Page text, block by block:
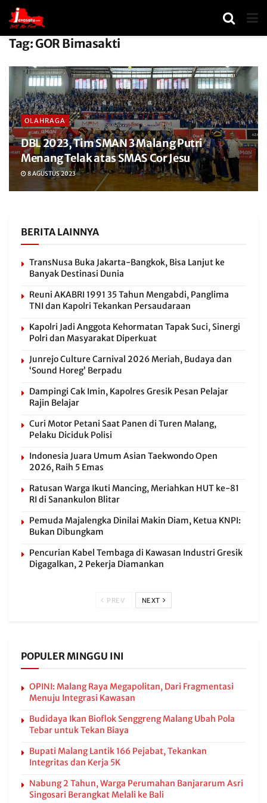
Tag: GOR Bimasakti
OLAHRAGA
DBL 2023, Tim SMAN 3 Malang Putri
Menang Telak atas SMAS Cor Jesu
8 AGUSTUS 2023
BERITA LAINNYA
TransNusa Buka Jakarta-Bangkok, Bisa Lanjut ke
Banyak Destinasi Dunia
Reuni AKABRI 1991 35 Tahun Mengabdi, Panglima
TNI dan Kapolri Tekankan Persaudaraan
Kapolri Jadi Anggota Kehormatan Tapak Suci, Sinergi
Polri dan Masyarakat Diperkuat
Junrejo Culture Carnival 2026 Meriah, Budaya dan
‘Sound Horeg’ Berpadu
Dampingi Cak Imin, Kapolres Gresik Pesan Pelajar
Rajin Belajar
Curi Motor Petani Saat Panen di Turen Malang,
Pelaku Diciduk Polisi
Indonesia Juara Umum Asian Taekwondo Open
2026, Raih 5 Emas
Ratusan Warga Ikuti Mancing, Meriahkan HUT ke-81
RI di Sanankulon Blitar
Pemuda Majalengka Dinilai Makin Diam, Ketua KNPI:
Bukan Dibungkam
Pencurian Kabel Tembaga di Kawasan Industri Gresik
Digagalkan, 2 Pekerja Diamankan
PREV NEXT
POPULER MINGGU INI
OPINI: Malang Raya Megapolitan, Dari Fragmentasi
Menuju Integrasi Kawasan
Budidaya Ikan Bioflok Senggreng Malang Ubah Pola
Tebar untuk Tekan Biaya
Bupati Malang Lantik 166 Pejabat, Tekankan
Integritas dan Kerja 5K
Nabung 2 Tahun, Warga Perumahan Banjararum Asri
Singosari Berangkat Melali ke Bali